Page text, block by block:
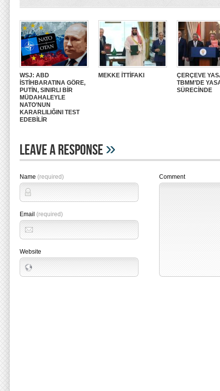
WSJ: ABD
İSTİHBARATINA GÖRE,
PUTİN, SINIRLI BİR
MÜDAHALEYLE
NATO’NUN
KARARLILIĞINI TEST
EDEBİLİR
MEKKE İTTİFAKI
ÇERÇEVE
TBMM’DE
SÜRECİNDE
Leave A Response»
Name (required)
Email (required)
Website
Comment